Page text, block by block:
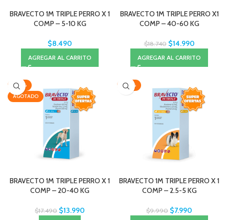
BRAVECTO 1M TRIPLE PERRO X 1
COMP – 5-10 KG
$8.490
AGREGAR AL CARRITO
BRAVECTO 1M TRIPLE PERRO X1
COMP – 40-60 KG
$18.740 $14.990
AGREGAR AL CARRITO
-20%
AGOTADO
BRAVECTO 1M TRIPLE PERRO X 1
COMP – 20-40 KG
$17.490 $13.990
-20%
BRAVECTO 1M TRIPLE PERRO X 1
COMP – 2.5-5 KG
$9.990 $7.990